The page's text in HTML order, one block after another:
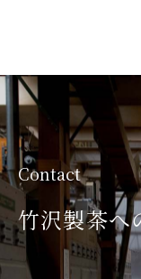
Contact
竹沢製茶へ